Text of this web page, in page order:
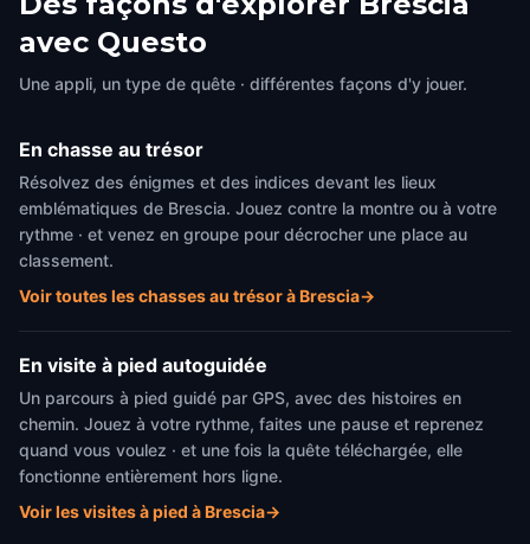
PIAZZA DEL MERCATO
Brescia,Italy
PIAZZA DEL FORO
avec Questo
Une appli, un type de quête · différentes façons d'y jouer.
En chasse au trésor
Résolvez des énigmes et des indices devant les lieux
emblématiques de Brescia. Jouez contre la montre ou à votre
rythme · et venez en groupe pour décrocher une place au
classement.
Voir toutes les chasses au trésor à Brescia→
En visite à pied autoguidée
Un parcours à pied guidé par GPS, avec des histoires en
chemin. Jouez à votre rythme, faites une pause et reprenez
quand vous voulez · et une fois la quête téléchargée, elle
fonctionne entièrement hors ligne.
Voir les visites à pied à Brescia→